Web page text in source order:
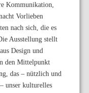
Kommunikation,
Vorlieben
nach sich, die es
Ausstellung stellt
Design und
den Mittelpunkt
das – nützlich und
unser kulturelles